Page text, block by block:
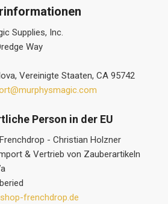
Supplies, Inc.
Way
Vereinigte Staaten, CA 95742
Person in der EU
- Christian Holzner
& Vertrieb von Zauberartikeln
frenchdrop.de